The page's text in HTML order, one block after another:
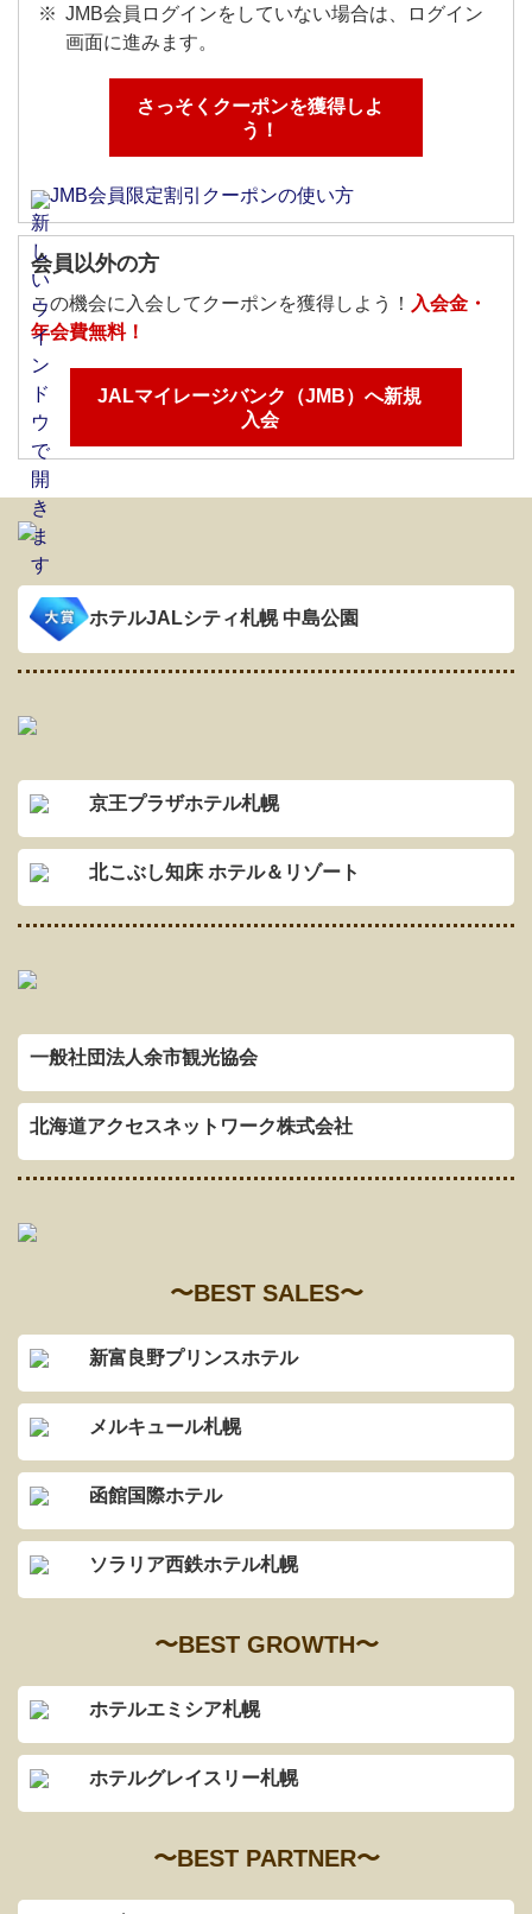
JMB会員ログインをしていない場合は、ログイン
画面に進みます。
さっそくクーポンを獲得しよ
う！
JMB会員限定割引クーポンの使い方
会員以外の方
この機会に入会してクーポンを獲得しよう！ 入会金・
年会費無料！
JALマイレージバンク（JMB）へ新規
入会
ホテルJALシティ札幌 中島公園
京王プラザホテル札幌
北こぶし知床 ホテル＆リゾート
一般社団法人余市観光協会
北海道アクセスネットワーク株式会社
〜BEST SALES〜
新富良野プリンスホテル
メルキュール札幌
函館国際ホテル
ソラリア西鉄ホテル札幌
〜BEST GROWTH〜
ホテルエミシア札幌
ホテルグレイスリー札幌
〜BEST PARTNER〜